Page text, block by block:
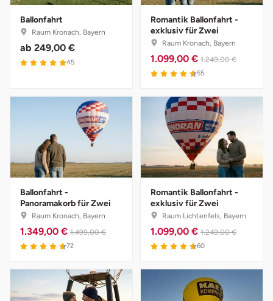
Ballonfahrt
Raum Kronach, Bayern
ab 249,00 €
45
Romantik Ballonfahrt -
exklusiv für Zwei
Raum Kronach, Bayern
1.099,00 € 1.249,00 €
55
Ballonfahrt -
Panoramakorb für Zwei
Raum Kronach, Bayern
1.349,00 € 1.499,00 €
72
Romantik Ballonfahrt -
exklusiv für Zwei
Raum Lichtenfels, Bayern
1.099,00 € 1.249,00 €
60
Wesel
Witten
Zwickau
Öhringen